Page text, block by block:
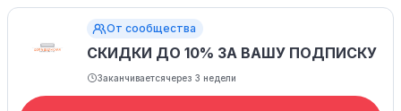
От сообщества
СКИДКИ ДО 10% ЗА ВАШУ ПОДПИСКУ
Заканчиваетсячерез 3 недели